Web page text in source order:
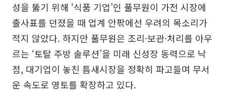
성을 뚫기 위해 ‘식품 기업’인 풀무원이 가전 시장에
출사표를 던졌을 때 업계 안팎에선 우려의 목소리가
적지 않았다. 하지만 풀무원은 조리·보관·처리를 아우
르는 ‘토탈 주방 솔루션’을 미래 신성장 동력으로 낙
점, 대기업이 놓친 틈새시장을 정확히 파고들며 무서
운 속도로 영토를 확장하고 있다.